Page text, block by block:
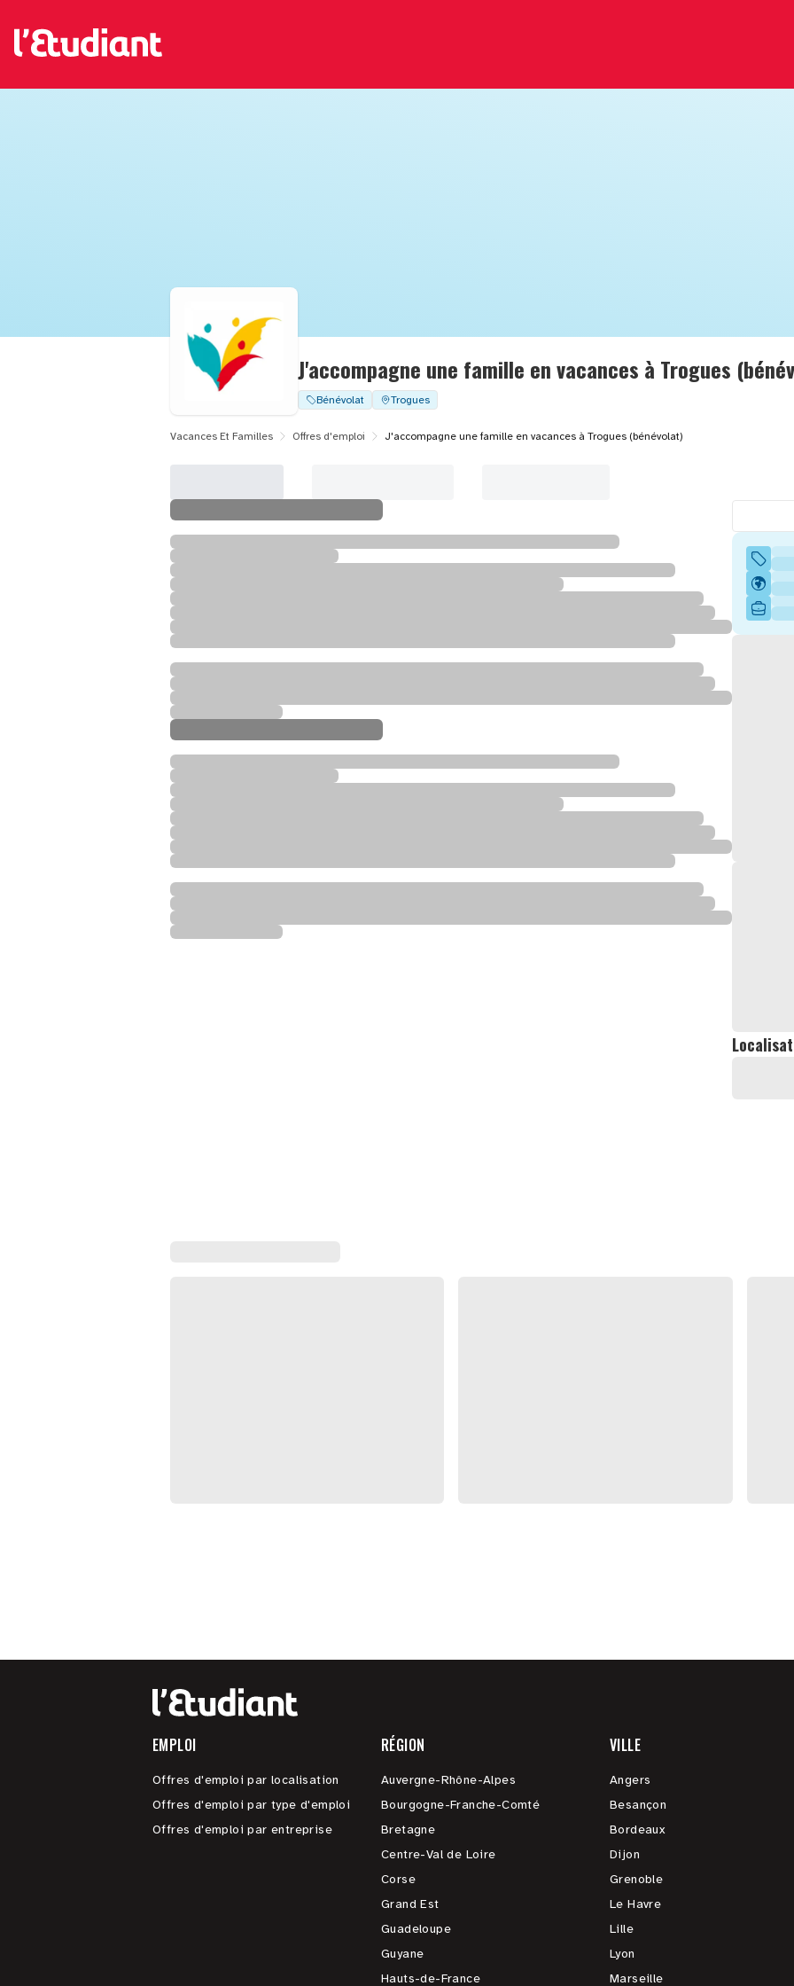
J'accompagne une famille en vacances à Trogues
Bénévolat Trogues
Vacances Et Familles Offres d'emploi J'accompagne une famille en vacances à Trogues (bénévolat)
EMPLOI
Offres d'emploi par localisation
Offres d'emploi par type d'emploi
Offres d'emploi par entreprise
RÉGION
Auvergne-Rhône-Alpes
Bourgogne-Franche-Comté
Bretagne
Centre-Val de Loire
Corse
Grand Est
Guadeloupe
Guyane
Hauts-de-France
VILLE
Angers
Besançon
Bordeaux
Dijon
Grenoble
Le Havre
Lille
Lyon
Marseille